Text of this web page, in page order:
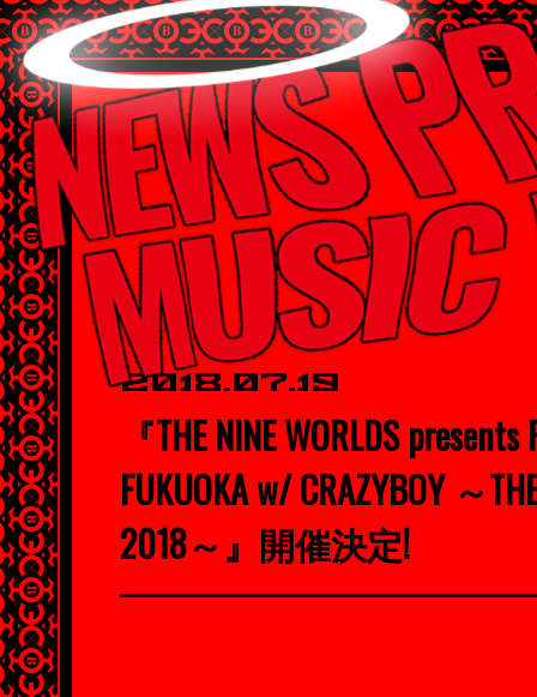
2018.07.19
『THE NINE WORLDS
FUKUOKA w/ CRAZYBOY ～
2018～』開催決定!